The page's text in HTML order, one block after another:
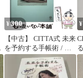
¥ 300
【中古】 CITTA式 未来
を予約する手帳術 / 青
木 千草 / かんき出版
¥